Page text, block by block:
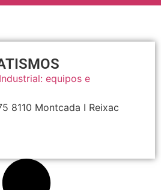
equipos e
8110 Montcada I Reixac